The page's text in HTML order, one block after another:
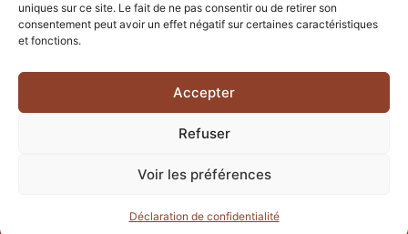
uniques sur ce site. Le fait de ne pas consentir ou de retirer son
consentement peut avoir un effet négatif sur certaines caractéristiques
et fonctions.
Accepter
Refuser
Voir les préférences
Déclaration de confidentialité
CGV / Conditions générales de vente
© 2025 byWeb Valley